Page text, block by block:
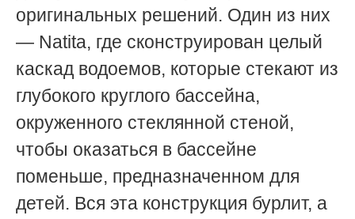
оригинальных решений. Один из них
— Natita, где сконструирован целый
каскад водоемов, которые стекают из
глубокого круглого бассейна,
окруженного стеклянной стеной,
чтобы оказаться в бассейне
поменьше, предназначенном для
детей. Вся эта конструкция бурлит, а